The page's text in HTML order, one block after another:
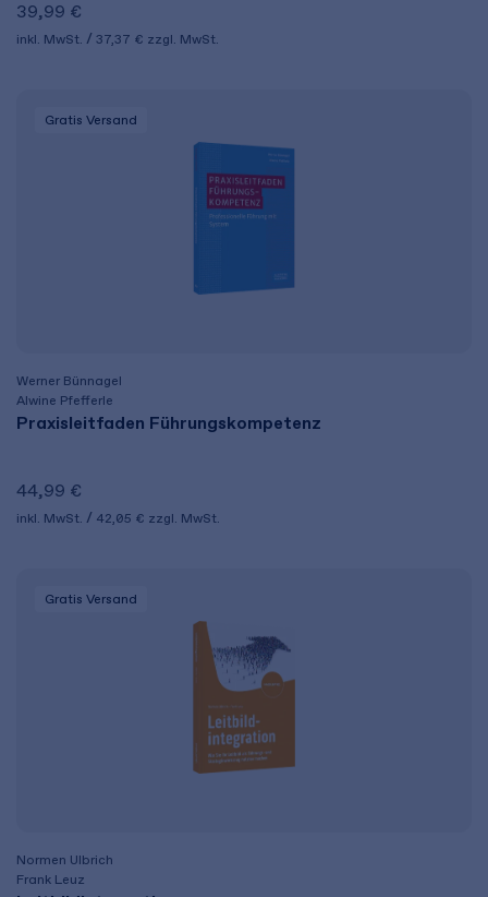
39,99 €
inkl. MwSt. 37,37 € zzgl. MwSt.
Gratis Versand
Werner Bünnagel
Alwine Pfefferle
Praxisleitfaden Führungskompetenz
44,99 €
inkl. MwSt. 42,05 € zzgl. MwSt.
Gratis Versand
Normen Ulbrich
Frank Leuz